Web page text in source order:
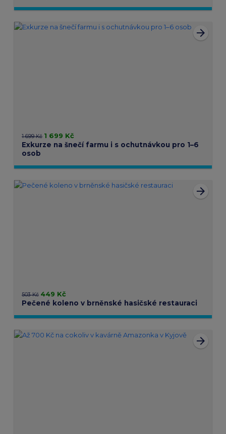
arrow_forward
1 699 Kč 1 699 Kč
Exkurze na šnečí farmu i s ochutnávkou pro 1–6
osob
arrow_forward
503 Kč 449 Kč
Pečené koleno v brněnské hasičské restauraci
arrow_forward